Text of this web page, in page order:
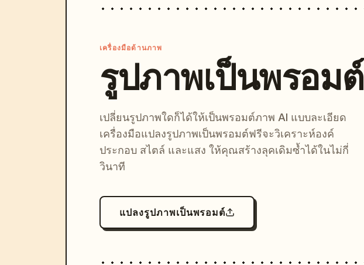
เครื่องมือด้านภาพ
รูปภาพเป็นพรอมต์
เปลี่ยนรูปภาพใดก็ได้ให้เป็นพรอมต์ภาพ AI แบบละเอียด
เครื่องมือแปลงรูปภาพเป็นพรอมต์ฟรีจะวิเคราะห์องค์
ประกอบ สไตล์ และแสง ให้คุณสร้างลุคเดิมซ้ำได้ในไม่กี่
วินาที
แปลงรูปภาพเป็นพรอมต์